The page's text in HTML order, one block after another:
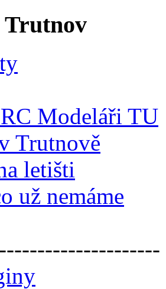
Modeláři TU
Trutnově
letišti
už nemáme